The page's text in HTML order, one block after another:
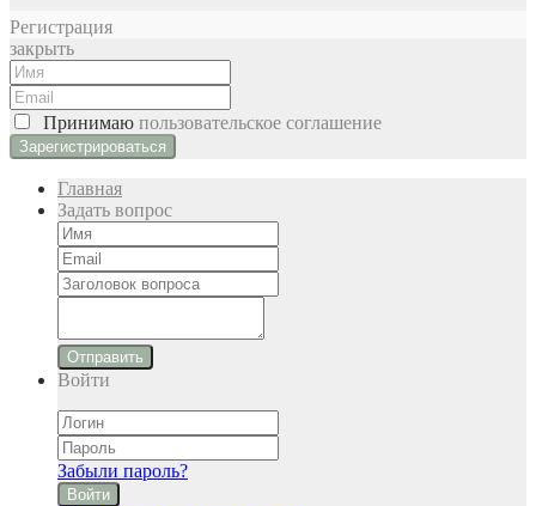
Регистрация
закрыть
Принимаю пользовательское соглашение
Главная
Задать вопрос
Отправить
Войти
Забыли пароль?
Войти